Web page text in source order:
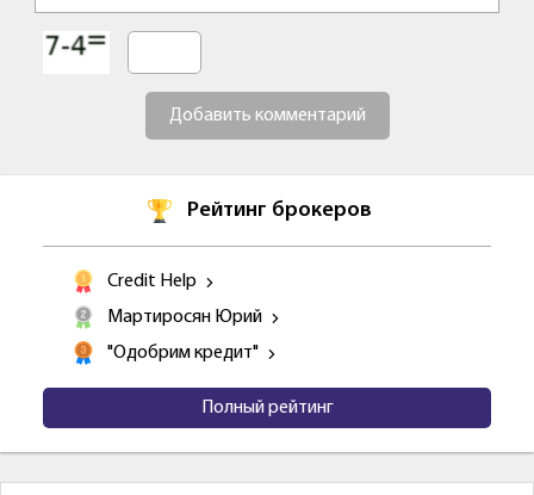
Добавить комментарий
Рейтинг брокеров
Credit Help
Мартиросян Юрий
"Одобрим кредит"
Полный рейтинг